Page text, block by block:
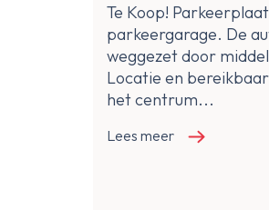
Te Koop!
parkeergarage. De
weggezet door
Locatie en
het centrum...
Lees meer